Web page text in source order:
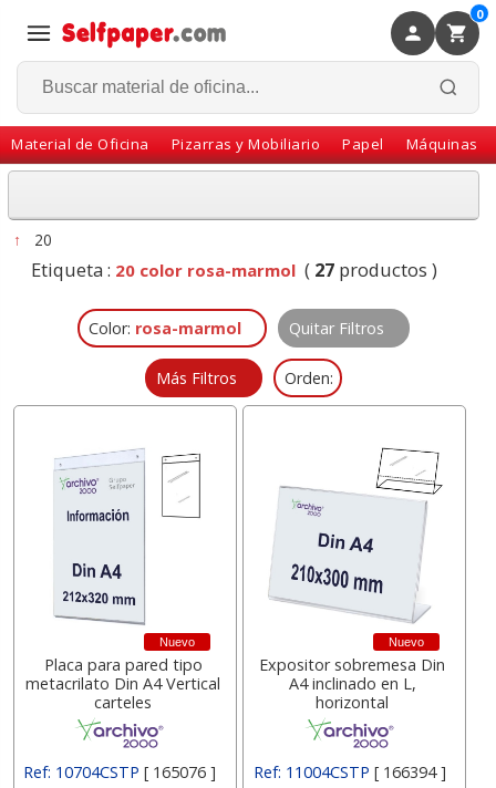
0
Material de Oficina Pizarras y Mobiliario Papel Máquinas
Volver
↑ 20
Etiqueta : 20 color rosa-marmol ( 27productos )
Color: rosa-marmol Quitar Filtros
Más Filtros Orden:
Nuevo
Placa para pared tipo
metacrilato Din A4 Vertical
carteles
Ref: 10704CSTP[ 165076 ]
Nuevo
Expositor sobremesa Din
A4 inclinado en L,
horizontal
Ref: 11004CSTP [ 166394 ]